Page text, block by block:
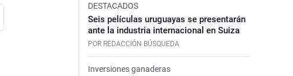
DESTACADOS
Seis películas uruguayas se presentarán
ante la industria internacional en Suiza
POR REDACCIÓN BÚSQUEDA
Inversiones ganaderas